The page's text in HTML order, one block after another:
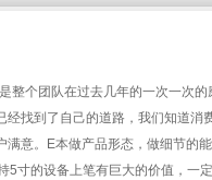
个团队在过去几年的一次一次的
找到了自己的道路，我们知道消
意。E本做产品形态，做细节的
寸的设备上笔有巨大的价值，一定